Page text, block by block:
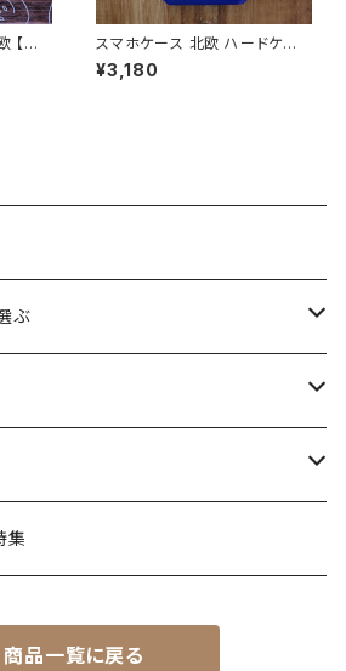
iPh
スマホケース 北欧 ハードケー
ス iPhone17/galaxy/Google
pixel/Xperia シンプル おしゃ
¥3,180
ぶ
ケース）
素材）
集
商品一覧に戻る